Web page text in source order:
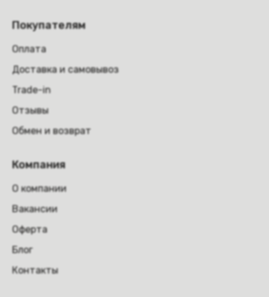
Покупателям
Оплата
Доставка и самовывоз
Trade-in
Отзывы
Обмен и возврат
Компания
О компании
Вакансии
Оферта
Блог
Контакты